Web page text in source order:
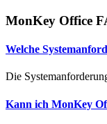
MonKey Office
Welche
Die
Kann ich MonKey